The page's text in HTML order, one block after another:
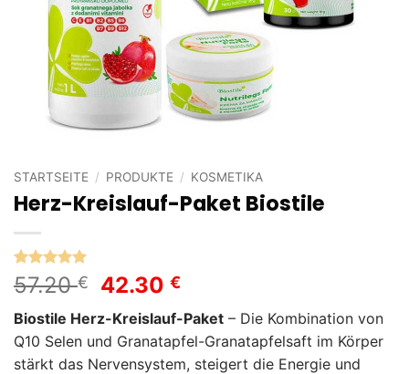
STARTSEITE / PRODUKTE / KOSMETIKA
Herz-Kreislauf-Paket Biostile
Bewertet
mit 5von
auf
1
Kundenbewertung
57.20€
Ursprünglicher
Preis
war:
57.20 €
42.30€Aktueller
ist:
42.30 €.
Biostile Herz-Kreislauf-Paket – Die Kombination von
Q10 Selen und Granatapfel-Granatapfelsaft im Körper
stärkt das Nervensystem, steigert die Energie und